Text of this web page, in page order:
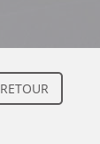
RETOUR